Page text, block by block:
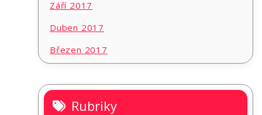
Září 2017
Duben 2017
Březen 2017
Rubriky